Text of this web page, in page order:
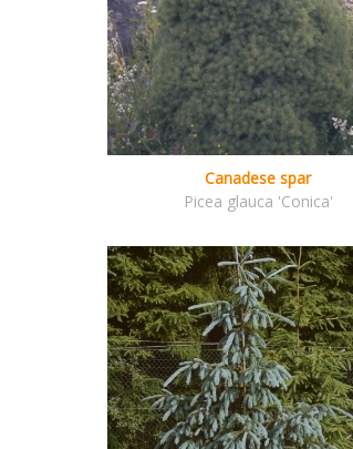
Canadese spar
Picea glauca 'Conica'